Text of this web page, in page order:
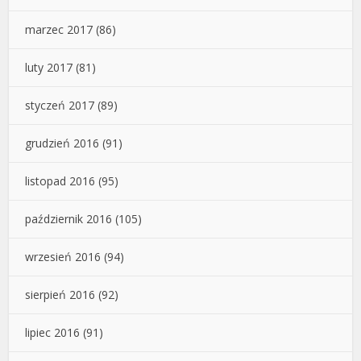
marzec 2017 (86)
luty 2017 (81)
styczeń 2017 (89)
grudzień 2016 (91)
listopad 2016 (95)
październik 2016 (105)
wrzesień 2016 (94)
sierpień 2016 (92)
lipiec 2016 (91)